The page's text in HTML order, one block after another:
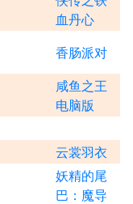
血丹心
香肠派对
咸鱼之王
电脑版
云裳羽衣
妖精的尾
巴：魔导